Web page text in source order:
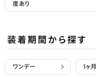
度あり
装着期間から探す
ワンデー 1ヶ月